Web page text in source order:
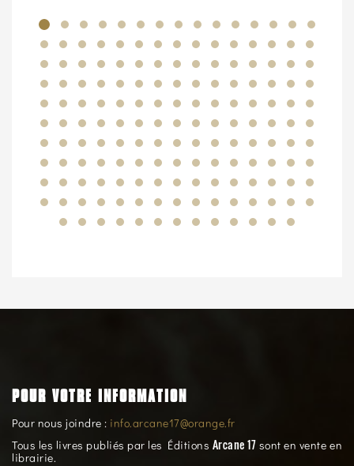
POUR VOTRE INFORMATION
Pour nous joindre : info.arcane17@orange.fr
Tous les livres publiés par les Éditions Arcane 17 sont en vente en
librairie.